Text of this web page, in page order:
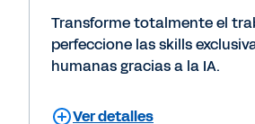
Transforme totalmente el
perfeccione las skills
humanas gracias a la IA.
Ver detalles